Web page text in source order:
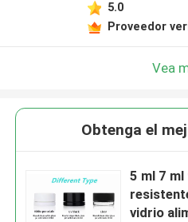
5.0
Proveedor
Vea
Obtenga el
5 ml 7
vidrio